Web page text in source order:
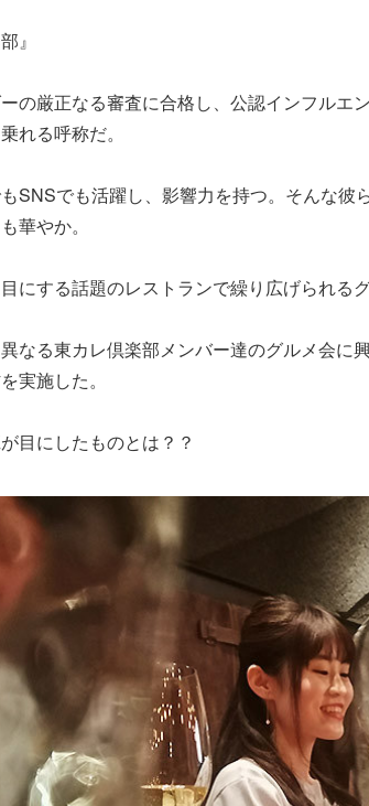
』
の厳正なる審査に合格し、公認インフルエ
れる呼称だ。
SNSでも活躍し、影響力を持つ。そんな彼
華やか。
にする話題のレストランで繰り広げられる
なる東カレ倶楽部メンバー達のグルメ会に
実施した。
目にしたものとは？？